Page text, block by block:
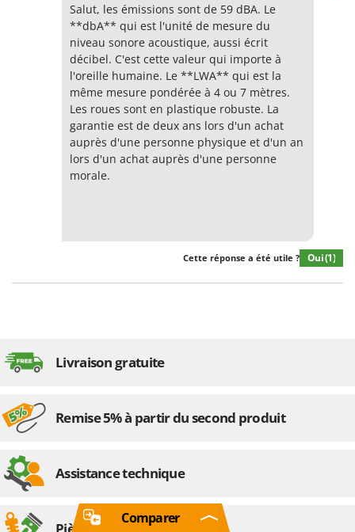
Salut, les émissions sont de 59 dBA. Le
**dbA** qui est l'unité de mesure du
niveau sonore acoustique, aussi écrit
décibel. C'est cette valeur qui importe à
l'oreille humaine. Le **LWA** qui est la
même mesure pondérée à 4 ou 7 mètres.
Les roues sont en plastique robuste. La
garantie est de deux ans lors d'un achat
auprès d'une personne physique et d'un an
lors d'un achat auprès d'une personne
morale.
Cette réponse a été utile ? Oui(1)
Livraison gratuite
Remise 5% à partir du second produit
Assistance technique
Pièces de rechange
Comparer